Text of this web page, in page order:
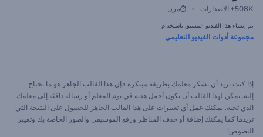
508K+ الاصدارات مرن
تم إنشاء هذا الفيديو المسبق باستخدام
مجموعة أدوات الفيديو التعليمي
إذا كنت تريد أن تشكر معلمك بطريقة مبتكرة فإن هذا القالب الجاهز هو ما تحتاج
إليه. يمكن لهذا القالب أن يكون أجمل هدية في يوم المعلم أو رسالة دافئة إلى معلمك
الذي تحبه. يمكنك عمل أي تغييرات على هذا القالب الجاهز للحصول على النتيجة التي
تريدها كما يمكنك إضافة أو حذف المناظر ورفع الموسيقى والصور الخاصة بك وتغيير
النصوص!